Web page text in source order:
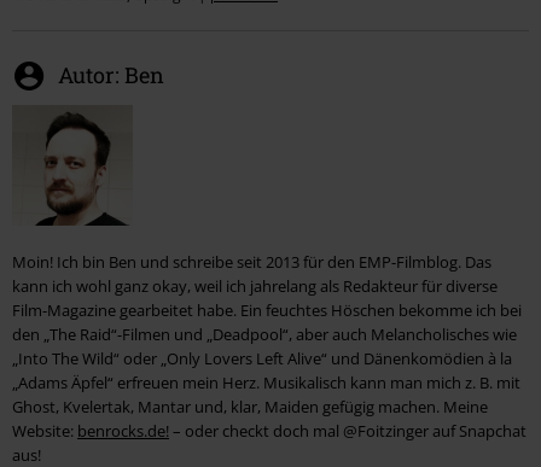
Autor: Ben
Moin! Ich bin Ben und schreibe seit 2013 für den EMP-Filmblog. Das
kann ich wohl ganz okay, weil ich jahrelang als Redakteur für diverse
Film-Magazine gearbeitet habe. Ein feuchtes Höschen bekomme ich bei
den „The Raid“-Filmen und „Deadpool“, aber auch Melancholisches wie
„Into The Wild“ oder „Only Lovers Left Alive“ und Dänenkomödien à la
„Adams Äpfel“ erfreuen mein Herz. Musikalisch kann man mich z. B. mit
Ghost, Kvelertak, Mantar und, klar, Maiden gefügig machen. Meine
Website: benrocks.de! – oder checkt doch mal @Foitzinger auf Snapchat
aus!